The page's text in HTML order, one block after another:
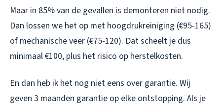
Maar in 85% van de gevallen is demonteren niet nodig.
Dan lossen we het op met hoogdrukreiniging (€95-165)
of mechanische veer (€75-120). Dat scheelt je dus
minimaal €100, plus het risico op herstelkosten.
En dan heb ik het nog niet eens over garantie. Wij
geven 3 maanden garantie op elke ontstopping. Als je